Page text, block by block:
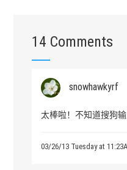
14 Comments
snowhawkyrf
太棒啦！不知道搜狗
03/26/13 Tuesday at